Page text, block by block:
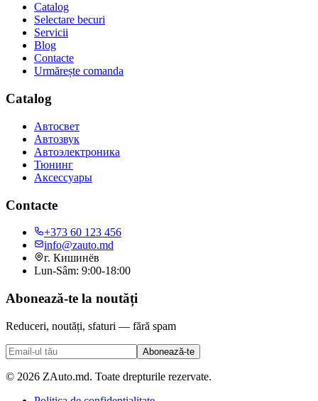
Catalog
Selectare becuri
Servicii
Blog
Contacte
Urmărește comanda
Catalog
Автосвет
Автозвук
Автоэлектроника
Тюнинг
Аксессуары
Contacte
+373 60 123 456
info@zauto.md
г. Кишинёв
Lun-Sâm: 9:00-18:00
Abonează-te la noutăți
Reduceri, noutăți, sfaturi — fără spam
Abonează-te
© 2026 ZAuto.md. Toate drepturile rezervate.